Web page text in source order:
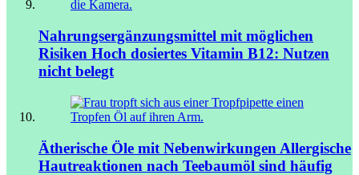
Nahrungsergänzungsmittel mit möglichen
Risiken Hoch dosiertes Vitamin B12: Nutzen
nicht belegt
Ätherische Öle mit Nebenwirkungen Allergische
Hautreaktionen nach Teebaumöl sind häufig